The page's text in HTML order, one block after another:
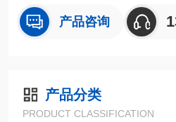
产品咨询
产品分类
PRODUCT CLASSIFICATION